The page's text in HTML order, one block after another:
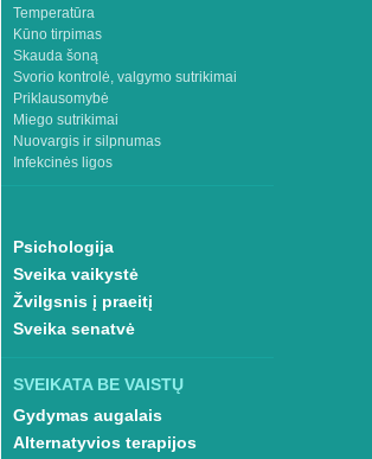
Temperatūra
Kūno tirpimas
Skauda šoną
Svorio kontrolė, valgymo sutrikimai
Priklausomybė
Miego sutrikimai
Nuovargis ir silpnumas
Infekcinės ligos
Psichologija
Sveika vaikystė
Žvilgsnis į praeitį
Sveika senatvė
SVEIKATA BE VAISTŲ
Gydymas augalais
Alternatyvios terapijos